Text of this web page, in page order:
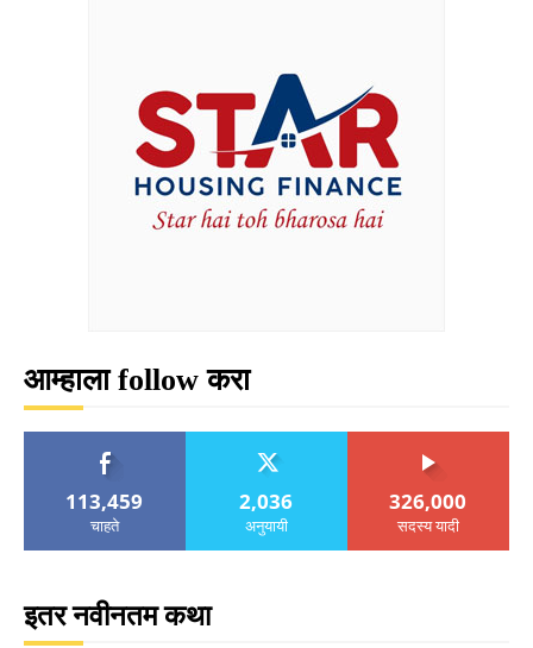
आम्हाला follow करा
113,459
चाहते
2,036
अनुयायी
326,000
सदस्य यादी
इतर नवीनतम कथा